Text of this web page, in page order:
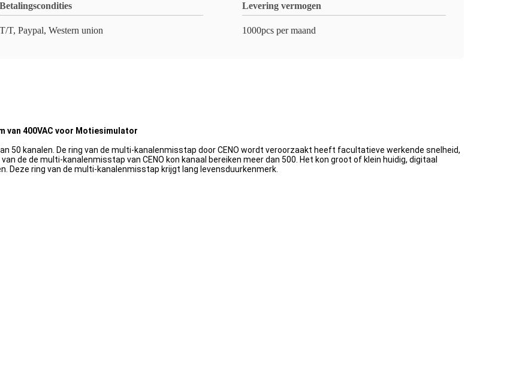
Betalingscondities
T/T, Paypal, Western union
Levering vermogen
1000pcs per maand
van 400VAC voor Motiesimulator
50 kanalen. De ring van de multi-kanalenmisstap door CENO wordt veroorzaakt heeft facultatieve werkende snelheid,
de de multi-kanalenmisstap van CENO kon kanaal bereiken meer dan 500. Het kon groot of klein huidig, digitaal
Deze ring van de multi-kanalenmisstap krijgt lang levensduurkenmerk.